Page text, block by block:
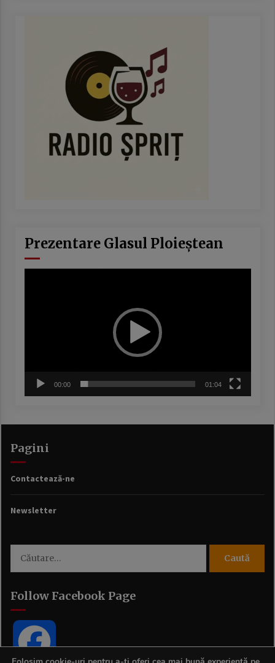
Prezentare Glasul Ploieștean
00:00 01:04
Pagini
Contactează-ne
Newsletter
după:
Follow Facebook Page